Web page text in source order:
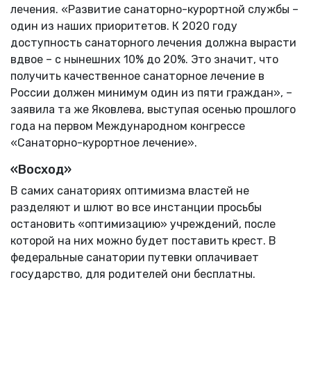
лечения. «Развитие санаторно-курортной службы –
один из наших приоритетов. К 2020 году
доступность санаторного лечения должна вырасти
вдвое – с нынешних 10% до 20%. Это значит, что
получить качественное санаторное лечение в
России должен минимум один из пяти граждан», –
заявила та же Яковлева, выступая осенью прошлого
года на первом Международном конгрессе
«Санаторно-курортное лечение».
«Восход»
В самих санаториях оптимизма властей не
разделяют и шлют во все инстанции просьбы
остановить «оптимизацию» учреждений, после
которой на них можно будет поставить крест. В
федеральные санатории путевки оплачивает
государство, для родителей они бесплатны.